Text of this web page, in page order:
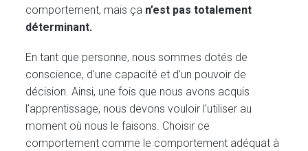
comportement, mais ça n’est pas totalement
déterminant.
En tant que personne, nous sommes dotés de
conscience, d’une capacité et d’un pouvoir de
décision. Ainsi, une fois que nous avons acquis
l’apprentissage, nous devons vouloir l’utiliser au
moment où nous le faisons. Choisir ce
comportement comme le comportement adéquat à